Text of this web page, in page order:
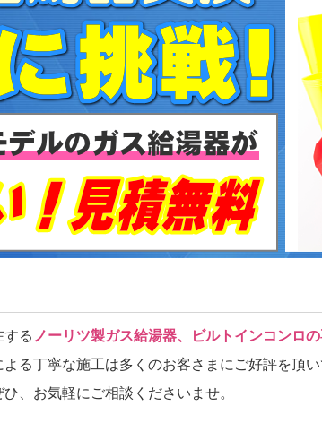
る ノーリツ製ガス給湯器、ビルトインコンロ
る丁寧な施工は多くのお客さまにご好評を頂
、お気軽にご相談くださいませ。